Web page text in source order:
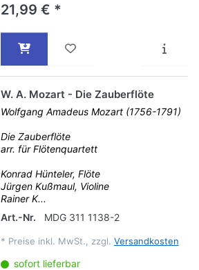
21,99 € *
W. A. Mozart - Die Zauberflöte
Wolfgang Amadeus Mozart (1756-1791)
Die Zauberflöte
arr. für Flötenquartett
Konrad Hünteler, Flöte
Jürgen Kußmaul, Violine
Rainer K...
Art.-Nr.
MDG 311 1138-2
* Preise inkl. MwSt., zzgl. Versandkosten
sofort lieferbar